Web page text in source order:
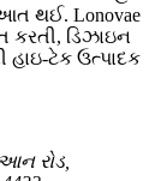
થઈ. Lonovae
કરતી, ડિઝાઇન
હાઇ-ટેક ઉત્પાદક
રોડ,